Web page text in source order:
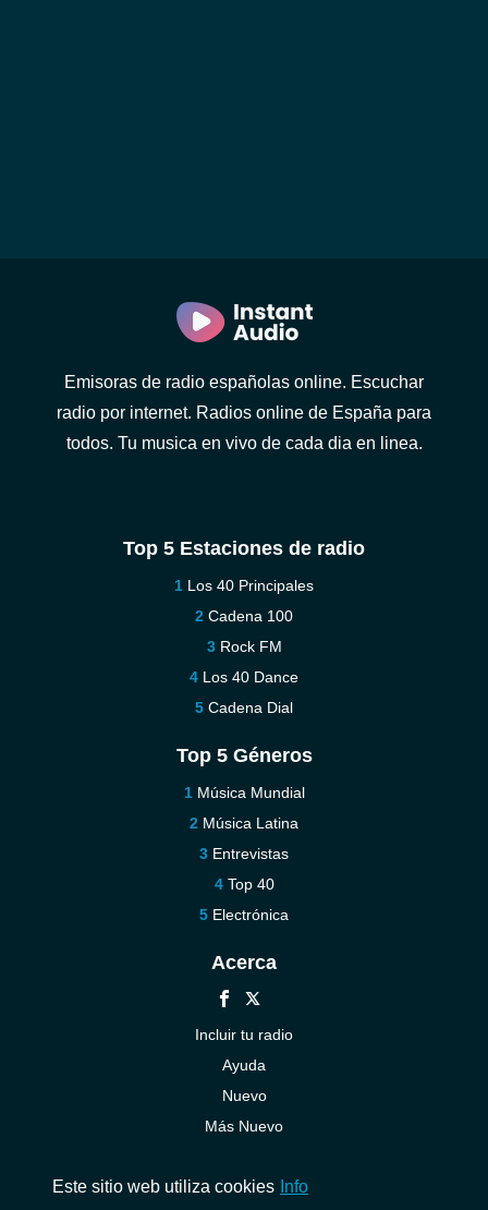
Emisoras de radio españolas online. Escuchar
radio por internet. Radios online de España para
todos. Tu musica en vivo de cada dia en linea.
Top 5 Estaciones de radio
Los 40 Principales
Cadena 100
Rock FM
Los 40 Dance
Cadena Dial
Top 5 Géneros
Música Mundial
Música Latina
Entrevistas
Top 40
Electrónica
Acerca
Incluir tu radio
Ayuda
Nuevo
Más Nuevo
Este sitio web utiliza cookies Info